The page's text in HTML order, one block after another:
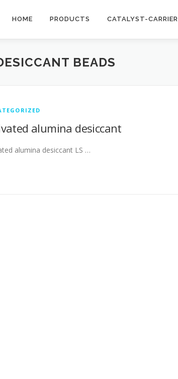
HOME PRODUCTS CATALYST-CARRIER
BEADS
alumina desiccant
alumina desiccant LS …